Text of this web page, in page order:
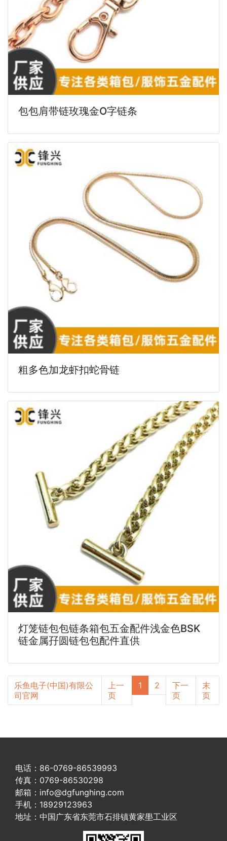
包包肩带链玫瑰金O字链条
粗多色加龙虾扣蛇骨链
灯笼链包包链条箱包五金配件浅金色BSK
链金属孖圆链包包配件直供
乐鱼电子(中国)有限公
司官网
上一
页
1 2
下一
页
末
页
电话：86-0769-86539993
传真：0769-86530298
邮箱：info@dgfunghing.com
手机：18929123963
地址：中国广东省东莞市石排镇黄家壆工业区